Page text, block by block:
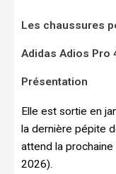
Les chaussures
Adidas Adios Pro
Présentation
Elle est sortie en
la dernière pépite
attend la
2026).